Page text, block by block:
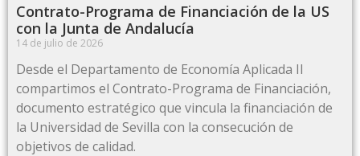
Contrato-Programa de Financiación de la US
con la Junta de Andalucía
14 de julio de 2026
Desde el Departamento de Economía Aplicada II
compartimos el Contrato-Programa de Financiación,
documento estratégico que vincula la financiación de
la Universidad de Sevilla con la consecución de
objetivos de calidad.